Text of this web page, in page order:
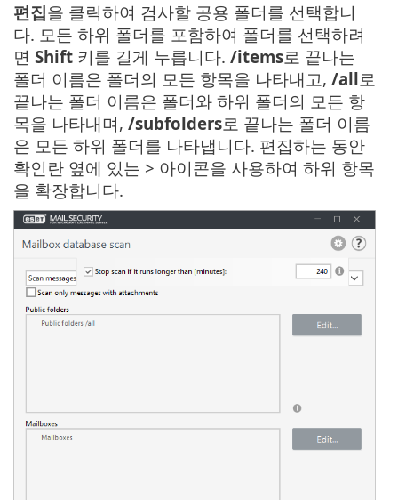
편집을 클릭하여 검사할 공용 폴더를 선택합니
다. 모든 하위 폴더를 포함하여 폴더를 선택하려
면 Shift 키를 길게 누릅니다. /items로 끝나는
폴더 이름은 폴더의 모든 항목을 나타내고, /all로
끝나는 폴더 이름은 폴더와 하위 폴더의 모든 항
목을 나타내며, /subfolders로 끝나는 폴더 이름
은 모든 하위 폴더를 나타냅니다. 편집하는 동안
확인란 옆에 있는 > 아이콘을 사용하여 하위 항목
을 확장합니다.